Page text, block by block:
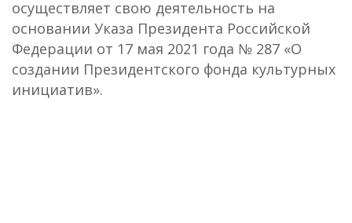
осуществляет свою деятельность на
основании Указа Президента Российской
Федерации от 17 мая 2021 года № 287 «О
создании Президентского фонда культурных
инициатив».